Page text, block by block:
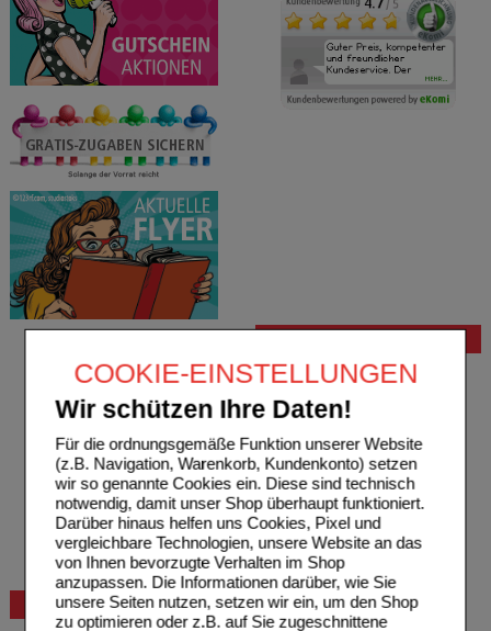
COOKIE-EINSTELLUNGEN
Wir schützen Ihre Daten!
Für die ordnungsgemäße Funktion unserer Website
(z.B. Navigation, Warenkorb, Kundenkonto) setzen
wir so genannte Cookies ein. Diese sind technisch
notwendig, damit unser Shop überhaupt funktioniert.
Darüber hinaus helfen uns Cookies, Pixel und
vergleichbare Technologien, unsere Website an das
von Ihnen bevorzugte Verhalten im Shop
anzupassen. Die Informationen darüber, wie Sie
unsere Seiten nutzen, setzen wir ein, um den Shop
zu optimieren oder z.B. auf Sie zugeschnittene
Hilfe zur Anmeldung
Zahlungsmöglichkeiten
Freiumschläge anfordern
Freiumschläge downloaden
Auslandsbestellung
Reklamation
Widerrufsformular
Problembehebung
Bestellschein
Beratung und Service